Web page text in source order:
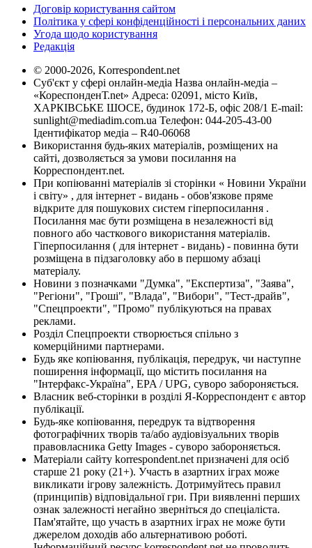
Договір користування сайтом
Політика у сфері конфіденційності і персональних даних
Угода щодо користування
Редакція
© 2000-2026, Korrespondent.net
Суб'єкт у сфері онлайн-медіа Назва онлайн-медіа –
«КореспонденТ.net» Адреса: 02091, місто Київ,
ХАРКІВСЬКЕ ШОСЕ, будинок 172-Б, офіс 208/1 E-mail:
sunlight@mediadim.com.ua Телефон: 044-205-43-00
Ідентифікатор медіа – R40-06068
Використання будь-яких матеріалів, розміщених на
сайті, дозволяється за умови посилання на
Корреспондент.net.
При копіюванні матеріалів зі сторінки « Новини України
і світу» , для інтернет - видань - обов'язкове пряме
відкрите для пошукових систем гіперпосилання .
Посилання має бути розміщена в незалежності від
повного або часткового використання матеріалів.
Гіперпосилання ( для інтернет - видань) - повинна бути
розміщена в підзаголовку або в першому абзаці
матеріалу.
Новини з позначками "Думка", "Експертиза", "Заява",
"Регіони", "Гроші", "Влада", "Вибори", "Тест-драйв",
"Спецпроекти", "Промо" публікуються на правах
реклами.
Розділ Спецпроекти створюється спільно з
комерційними партнерами.
Будь яке копіювання, публікація, передрук, чи наступне
поширення інформації, що містить посилання на
"Інтерфакс-Україна", EPA / UPG, суворо забороняється.
Власник веб-сторінки в розділі Я-Корреспондент є автор
публікації.
Будь-яке копіювання, передрук та відтворення
фотографічних творів та/або аудіовізуальних творів
правовласника Getty Images - суворо забороняється.
Матеріали сайту korrespondent.net призначені для осіб
старше 21 року (21+). Участь в азартних іграх може
викликати ігрову залежність. Дотримуйтесь правил
(принципів) відповідальної гри. При виявленні перших
ознак залежності негайно зверніться до спеціаліста.
Пам'ятайте, що участь в азартних іграх не може бути
джерелом доходів або альтернативою роботі.